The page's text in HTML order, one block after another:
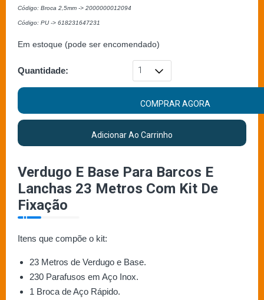
Código: Broca 2,5mm -> 2000000012094
Código: PU -> 618231647231
Em estoque (pode ser encomendado)
Quantidade:
COMPRAR AGORA
Adicionar Ao Carrinho
Verdugo E Base Para Barcos E
Lanchas 23 Metros Com Kit De
Fixação
Itens que compõe o kit:
23 Metros de Verdugo e Base.
230 Parafusos em Aço Inox.
1 Broca de Aço Rápido.